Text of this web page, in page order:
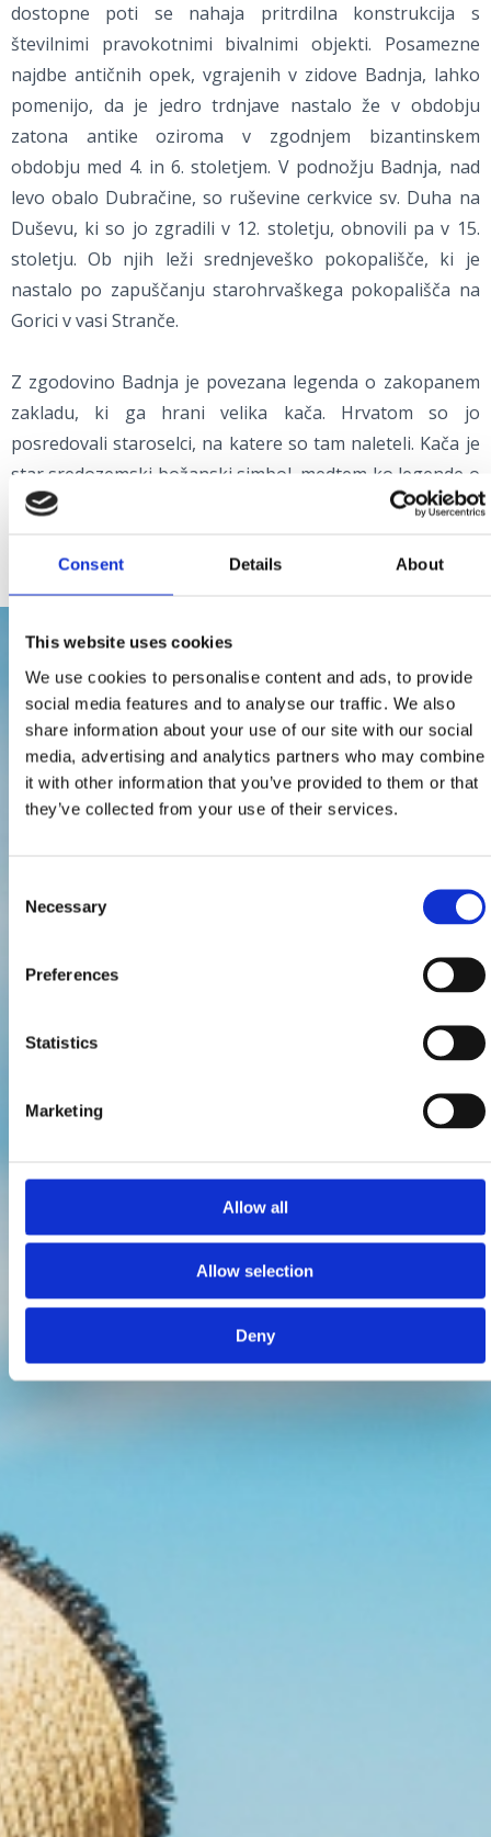
Consent Details About
This website uses cookies
We use cookies to personalise content and ads, to provide
social media features and to analyse our traffic. We also
share information about your use of our site with our social
media, advertising and analytics partners who may combine
it with other information that you’ve provided to them or that
they’ve collected from your use of their services.
Selection
Necessary
Preferences
Statistics
Marketing
Allow all
Allow selection
Deny
dostopne poti se nahaja pritrdilna konstrukcija s
številnimi pravokotnimi bivalnimi objekti. Posamezne
najdbe antičnih opek, vgrajenih v zidove Badnja, lahko
pomenijo, da je jedro trdnjave nastalo že v obdobju
zatona antike oziroma v zgodnjem bizantinskem
obdobju med 4. in 6. stoletjem. V podnožju Badnja, nad
levo obalo Dubračine, so ruševine cerkvice sv. Duha na
Duševu, ki so jo zgradili v 12. stoletju, obnovili pa v 15.
stoletju. Ob njih leži srednjeveško pokopališče, ki je
nastalo po zapuščanju starohrvaškega pokopališča na
Gorici v vasi Stranče.
Z zgodovino Badnja je povezana legenda o zakopanem
zakladu, ki ga hrani velika kača. Hrvatom so jo
posredovali staroselci, na katere so tam naleteli. Kača je
star sredozemski božanski simbol, medtem ko legende o
zakopanem zakladu pogosto slišimo na območju